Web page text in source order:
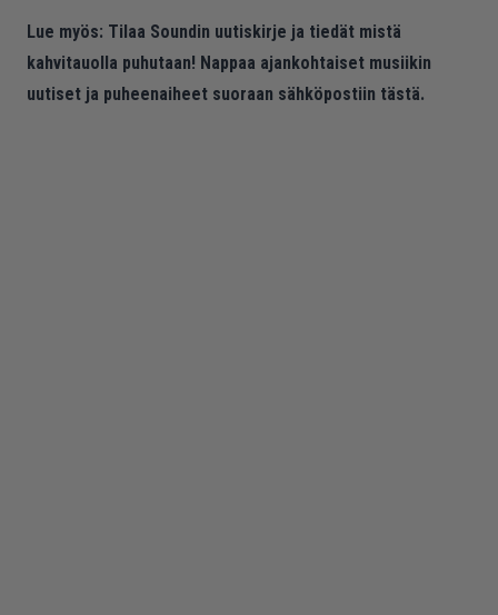
Lue myös: Tilaa Soundin uutiskirje ja tiedät mistä
kahvitauolla puhutaan! Nappaa ajankohtaiset musiikin
uutiset ja puheenaiheet suoraan sähköpostiin tästä.